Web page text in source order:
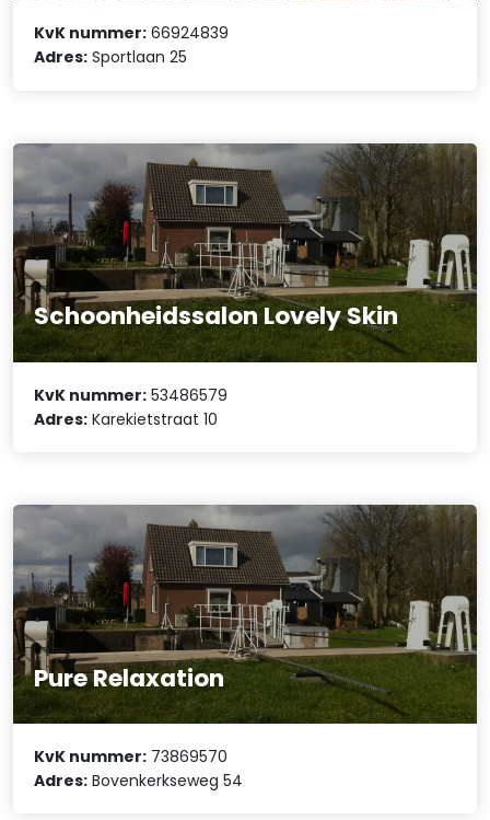
KvK nummer: 66924839
Adres: Sportlaan 25
Schoonheidssalon Lovely Skin
KvK nummer: 53486579
Adres: Karekietstraat 10
Pure Relaxation
KvK nummer: 73869570
Adres: Bovenkerkseweg 54